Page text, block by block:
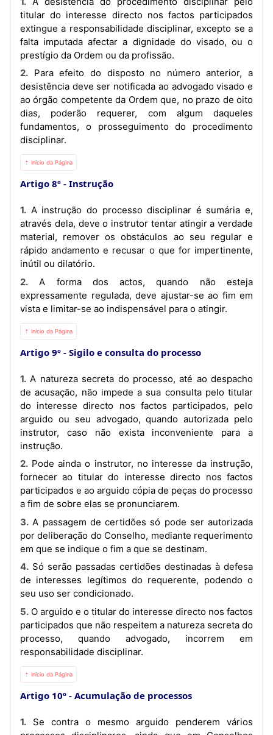
titular do interesse directo nos factos participados
extingue a responsabilidade disciplinar, excepto se a
falta imputada afectar a dignidade do visado, ou o
prestígio da Ordem ou da profissão.
2. Para efeito do disposto no número anterior, a
desistência deve ser notificada ao advogado visado e
ao órgão competente da Ordem que, no prazo de oito
dias, poderão requerer, com algum daqueles
fundamentos, o prosseguimento do procedimento
disciplinar.
⇡ Início da Página
Artigo 8º Instrução
1. A instrução do processo disciplinar é sumária e,
através dela, deve o instrutor tentar atingir a verdade
material, remover os obstáculos ao seu regular e
rápido andamento e recusar o que for impertinente,
inútil ou dilatório.
2. A forma dos actos, quando não esteja
expressamente regulada, deve ajustar-se ao fim em
vista e limitar-se ao indispensável para o atingir.
⇡ Início da Página
Artigo 9º Sigilo e consulta do processo
1. A natureza secreta do processo, até ao despacho
de acusação, não impede a sua consulta pelo titular
do interesse directo nos factos participados, pelo
arguido ou seu advogado, quando autorizada pelo
instrutor, caso não exista inconveniente para a
instrução.
2. Pode ainda o instrutor, no interesse da instrução,
fornecer ao titular do interesse directo nos factos
participados e ao arguido cópia de peças do processo
a fim de sobre elas se pronunciarem.
3. A passagem de certidões só pode ser autorizada
por deliberação do Conselho, mediante requerimento
em que se indique o fim a que se destinam.
4. Só serão passadas certidões destinadas à defesa
de interesses legítimos do requerente, podendo o
seu uso ser condicionado.
5. O arguido e o titular do interesse directo nos factos
participados que não respeitem a natureza secreta do
processo, quando advogado, incorrem em
responsabilidade disciplinar.
⇡ Início da Página
Artigo 10º Acumulação de processos
1. Se contra o mesmo arguido penderem vários